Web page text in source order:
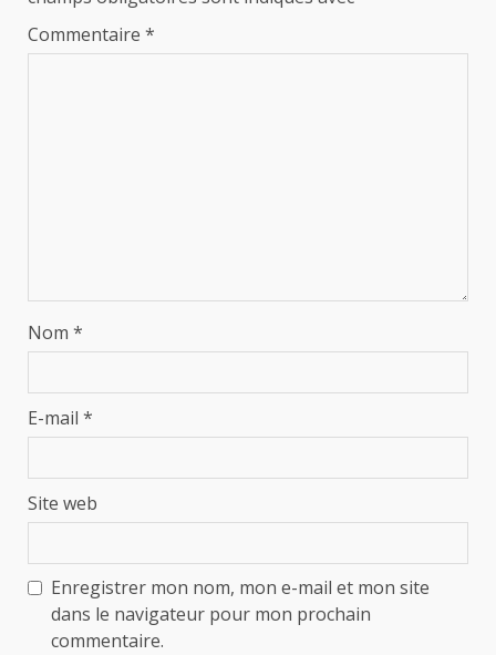
Commentaire *
Nom *
E-mail *
Site web
Enregistrer mon nom, mon e-mail et mon site
dans le navigateur pour mon prochain
commentaire.